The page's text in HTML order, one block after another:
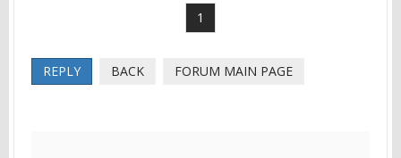
1
REPLY BACK FORUM MAIN PAGE